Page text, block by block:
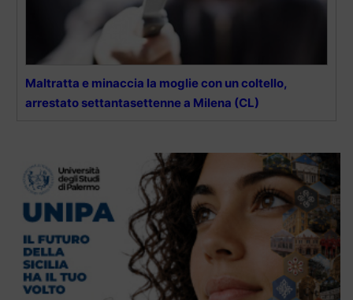
Maltratta e minaccia la moglie con un coltello,
arrestato settantasettenne a Milena (CL)